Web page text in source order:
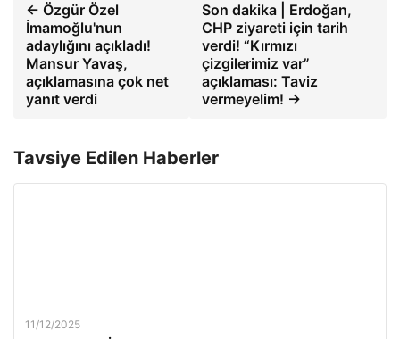
← Özgür Özel
İmamoğlu'nun
adaylığını açıkladı!
Mansur Yavaş,
açıklamasına çok net
yanıt verdi
Son dakika | Erdoğan,
CHP ziyareti için tarih
verdi! “Kırmızı
çizgilerimiz var”
açıklaması: Taviz
vermeyelim! →
Tavsiye Edilen Haberler
11/12/2025